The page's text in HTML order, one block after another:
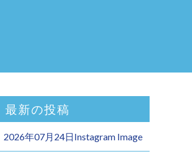
最新の投稿
2026年07月24日Instagram Image